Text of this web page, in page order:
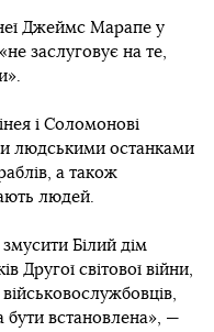
Джеймс Марапе у
заслуговує на те,
і Соломонові
людськими останками
а також
людей.
Білий дім
Другої світової війни,
бути встановлена», —